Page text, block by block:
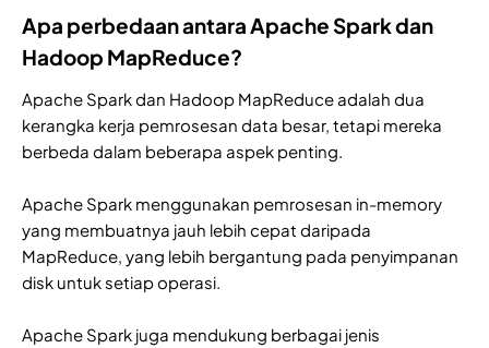
Apa perbedaan antara Apache Spark dan
Hadoop MapReduce?
Apache Spark dan Hadoop MapReduce adalah dua
kerangka kerja pemrosesan data besar, tetapi mereka
berbeda dalam beberapa aspek penting.
Apache Spark menggunakan pemrosesan in-memory
yang membuatnya jauh lebih cepat daripada
MapReduce, yang lebih bergantung pada penyimpanan
disk untuk setiap operasi.
Apache Spark juga mendukung berbagai jenis